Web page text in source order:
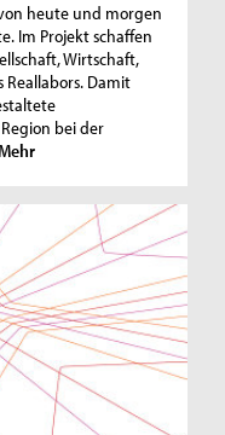
heute und morgen
Im Projekt schaffen
Wirtschaft,
Reallabors. Damit
bei der